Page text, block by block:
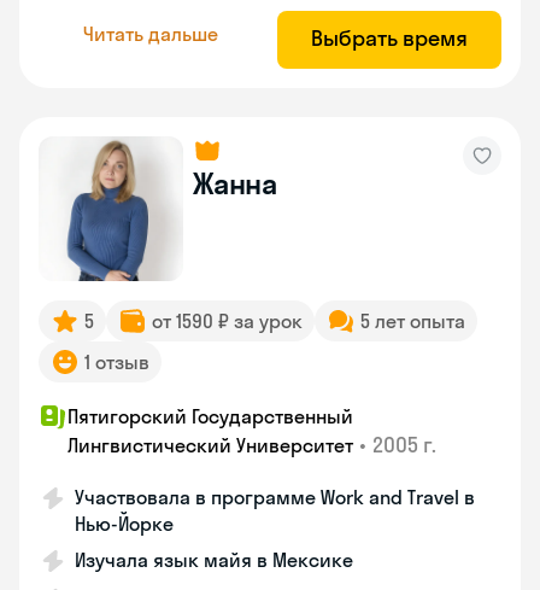
Читать дальше Выбрать время
Жанна
5 от 1590 ₽ за урок
5 лет опыта
1 отзыв
Пятигорский Государственный
Лингвистический Университет • 2005 г.
Участвовала в программе Work and Travel в
Нью-Йорке
Изучала язык майя в Мексике